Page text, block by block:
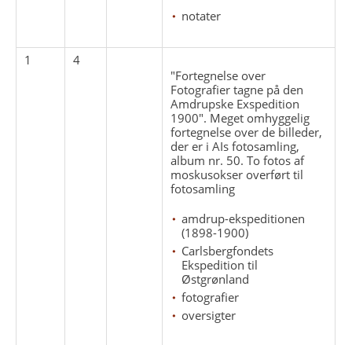
notater
1
4
"Fortegnelse over
Fotografier tagne på den
Amdrupske Exspedition
1900". Meget omhyggelig
fortegnelse over de billeder,
der er i AIs fotosamling,
album nr. 50. To fotos af
moskusokser overført til
fotosamling
amdrup-ekspeditionen
(1898-1900)
Carlsbergfondets
Ekspedition til
Østgrønland
fotografier
oversigter